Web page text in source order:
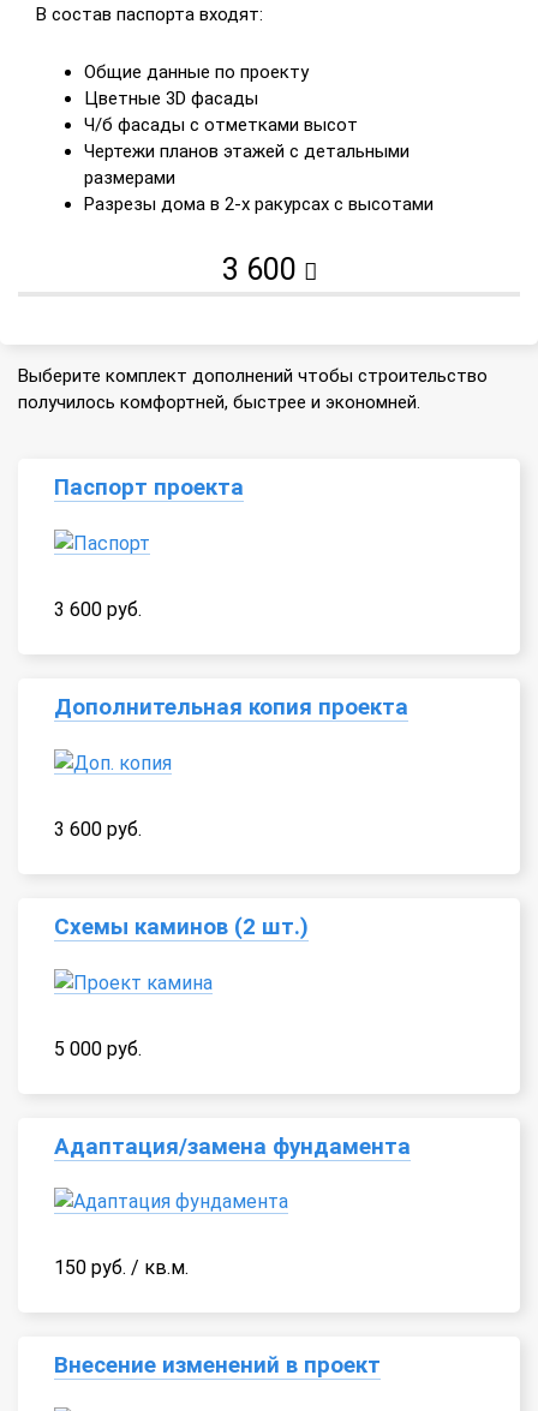
В состав паспорта входят:
Общие данные по проекту
Цветные 3D фасады
Ч/б фасады с отметками высот
Чертежи планов этажей с детальными
размерами
Разрезы дома в 2-х ракурсах с высотами
3 600
Выберите комплект дополнений чтобы строительство
получилось комфортней, быстрее и экономней.
Паспорт проекта
3 600 руб.
Дополнительная копия проекта
3 600 руб.
Схемы каминов (2 шт.)
5 000 руб.
Адаптация/замена фундамента
150 руб. / кв.м.
Внесение изменений в проект